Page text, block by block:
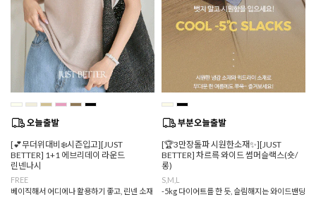
[💕무더위대비❄️시즌입고][JUST
BETTER] 1+1 에브리데이 라운드
린넨나시
FREE
베이직해서 어디에나 활용하기 좋고, 린넨 소재
[🏆3만장돌파 시원한소재✨][JUST
BETTER] 차르륵 와이드 썸머슬랙스(숏/
롱)
S,M,L
-5kg 다이어트를 한 듯, 슬림해지는 와이드밴딩